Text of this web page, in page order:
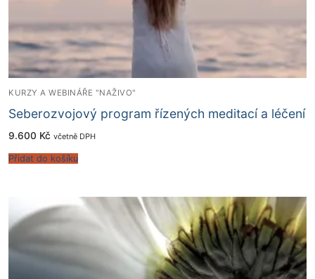
KURZY A WEBINÁŘE "NAŽIVO"
Seberozvojový program řízených meditací a léčení
9.600 Kč včetně DPH
Přidat do košíku